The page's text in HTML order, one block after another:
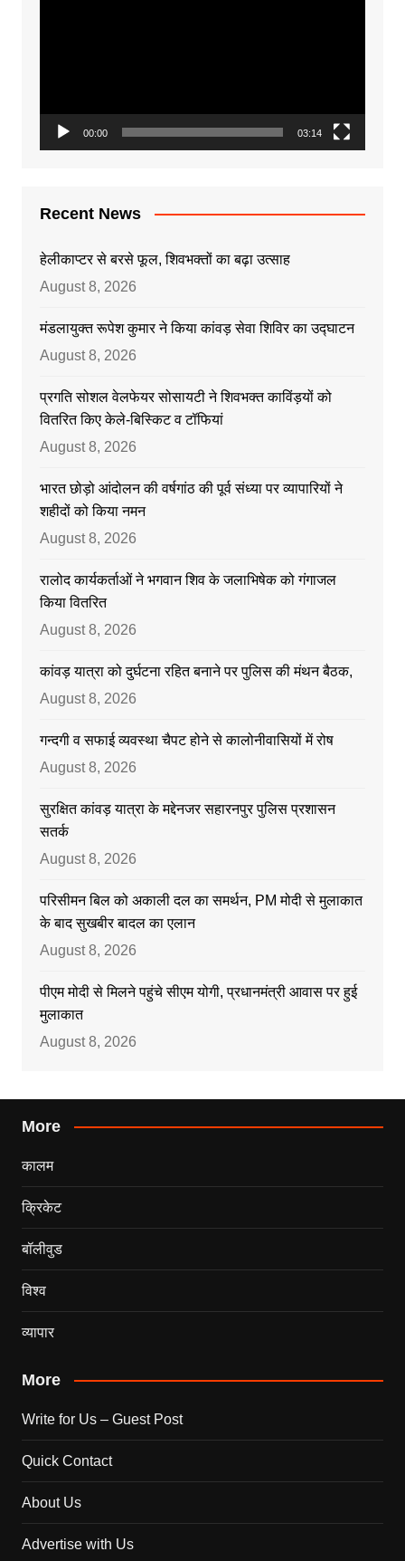
00:00 03:14
Recent News
हेलीकाप्टर से बरसे फूल, शिवभक्तों का बढ़ा उत्साह
August 8, 2026
मंडलायुक्त रूपेश कुमार ने किया कांवड़ सेवा शिविर का उद्घाटन
August 8, 2026
प्रगति सोशल वेलफेयर सोसायटी ने शिवभक्त काविंड़यों को
वितरित किए केले-बिस्किट व टॉफियां
August 8, 2026
भारत छोड़ो आंदोलन की वर्षगांठ की पूर्व संध्या पर व्यापारियों ने
शहीदों को किया नमन
August 8, 2026
रालोद कार्यकर्ताओं ने भगवान शिव के जलाभिषेक को गंगाजल
किया वितरित
August 8, 2026
कांवड़ यात्रा को दुर्घटना रहित बनाने पर पुलिस की मंथन बैठक,
August 8, 2026
गन्दगी व सफाई व्यवस्था चैपट होने से कालोनीवासियों में रोष
August 8, 2026
सुरक्षित कांवड़ यात्रा के मद्देनजर सहारनपुर पुलिस प्रशासन
सतर्क
August 8, 2026
परिसीमन बिल को अकाली दल का समर्थन, PM मोदी से मुलाकात
के बाद सुखबीर बादल का एलान
August 8, 2026
पीएम मोदी से मिलने पहुंचे सीएम योगी, प्रधानमंत्री आवास पर हुई
मुलाकात
August 8, 2026
More
कालम
क्रिकेट
बॉलीवुड
विश्व
व्यापार
More
Write for Us – Guest Post
Quick Contact
About Us
Advertise with Us